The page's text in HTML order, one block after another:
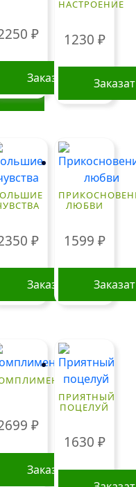
₽
Заказать
НАСТРОЕНИЕ
1230 ₽
₽
Заказать
ЛЮБВИ
1599 ₽
₽
Заказать
ПРИЯТНЫЙ
ПОЦЕЛУЙ
1630 ₽